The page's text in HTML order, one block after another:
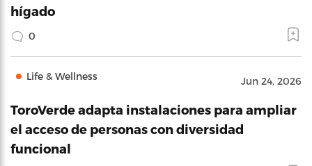
hígado
0
Life & Wellness Jun 24, 2026
ToroVerde adapta instalaciones para ampliar
el acceso de personas con diversidad
funcional